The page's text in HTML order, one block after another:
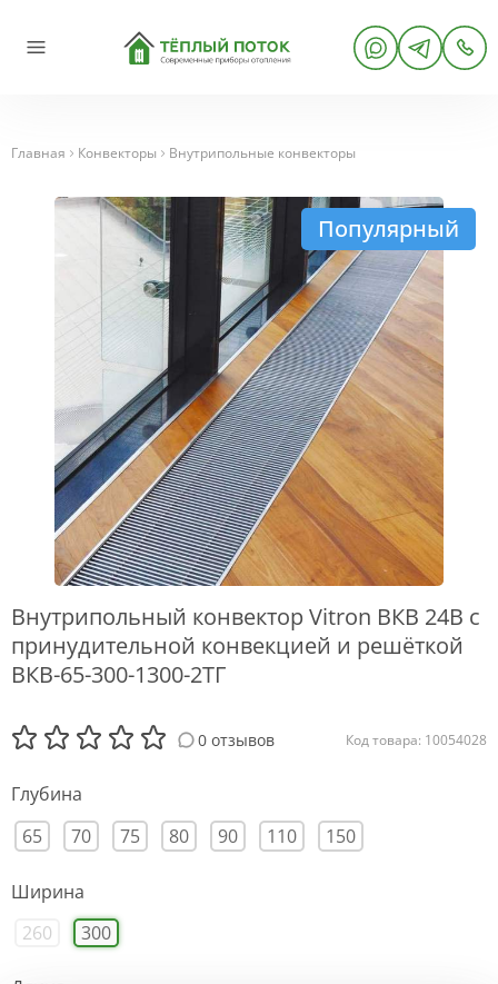
Главная Конвекторы Внутрипольные конвекторы
Популярный
Внутрипольный конвектор Vitron ВКВ 24В с
принудительной конвекцией и решёткой
ВКВ-65-300-1300-2ТГ
0 отзывов Код товара: 10054028
Глубина
65
70 75 80 90 110 150
Ширина
260
300